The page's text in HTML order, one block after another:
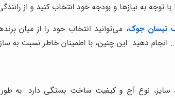
توجه به نیازها و بودجه خود انتخاب کنید و از
نیسان جوک، می‌توانید انتخاب خود را از میان
انجام دهید. این چنین، با اطمینان خاطر نسبت
سایز، نوع آج و کیفیت ساخت بستگی دارد. به